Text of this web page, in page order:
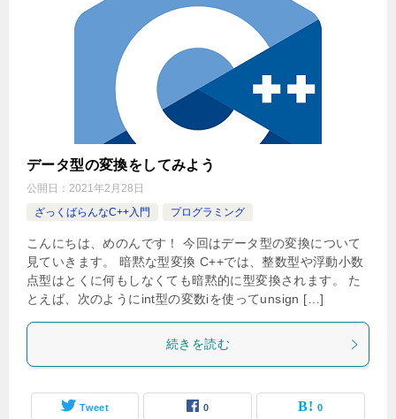
データ型の変換をしてみよう
公開日： 2021年2月28日
ざっくばらんなC++入門
プログラミング
こんにちは、めのんです！ 今回はデータ型の変換について
見ていきます。 暗黙な型変換 C++では、整数型や浮動小数
点型はとくに何もしなくても暗黙的に型変換されます。 た
とえば、次のようにint型の変数iを使ってunsign […]
続きを読む
Tweet 0 0